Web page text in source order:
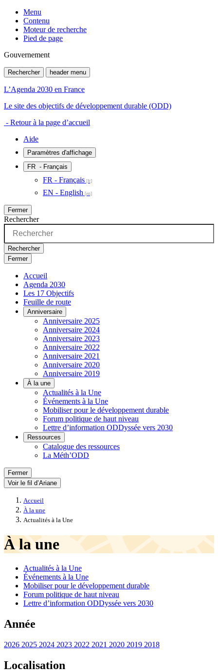
Menu
Contenu
Moteur de recherche
Pied de page
Gouvernement
Rechercher header menu
L’Agenda 2030 en France
Le site des objectifs de développement durable (ODD)
- Retour à la page d’accueil
Aide
Paramètres d'affichage
FR - Français
FR - Français
EN - English
Fermer
Rechercher
Rechercher
Fermer
Accueil
Agenda 2030
Les 17 Objectifs
Feuille de route
Anniversaire
Anniversaire 2025
Anniversaire 2024
Anniversaire 2023
Anniversaire 2022
Anniversaire 2021
Anniversaire 2020
Anniversaire 2019
À la une
Actualités à la Une
Événements à la Une
Mobiliser pour le développement durable
Forum politique de haut niveau
Lettre d’information ODDyssée vers 2030
Ressources
Catalogue des ressources
La Méth’ODD
Fermer
Voir le fil d’Ariane
Accueil
À la une
Actualités à la Une
À la une
Actualités à la Une
Événements à la Une
Mobiliser pour le développement durable
Forum politique de haut niveau
Lettre d’information ODDyssée vers 2030
Année
2026 2025 2024 2023 2022 2021 2020 2019 2018
Localisation